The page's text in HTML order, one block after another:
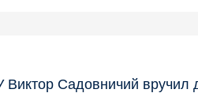
Виктор Садовничий вручил